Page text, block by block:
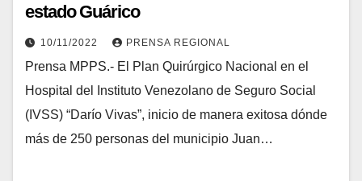
estado Guárico
10/11/2022 PRENSA REGIONAL
Prensa MPPS.- El Plan Quirúrgico Nacional en el
Hospital del Instituto Venezolano de Seguro Social
(IVSS) “Darío Vivas”, inicio de manera exitosa dónde
más de 250 personas del municipio Juan…